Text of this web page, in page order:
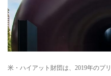
米・ハイアット財団は、2019年のプ